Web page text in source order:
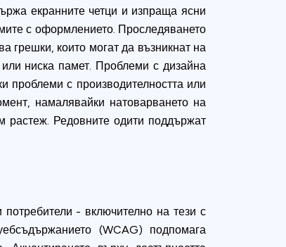
екранните четци и изпраща ясни
с оформлението. Проследяването
грешки, които могат да възникнат на
ниска памет. Проблеми с дизайна
проблеми с производителността или
намалявайки натоварването на
растеж. Редовните одити поддържат
- включително на тези с
(WCAG) подпомага